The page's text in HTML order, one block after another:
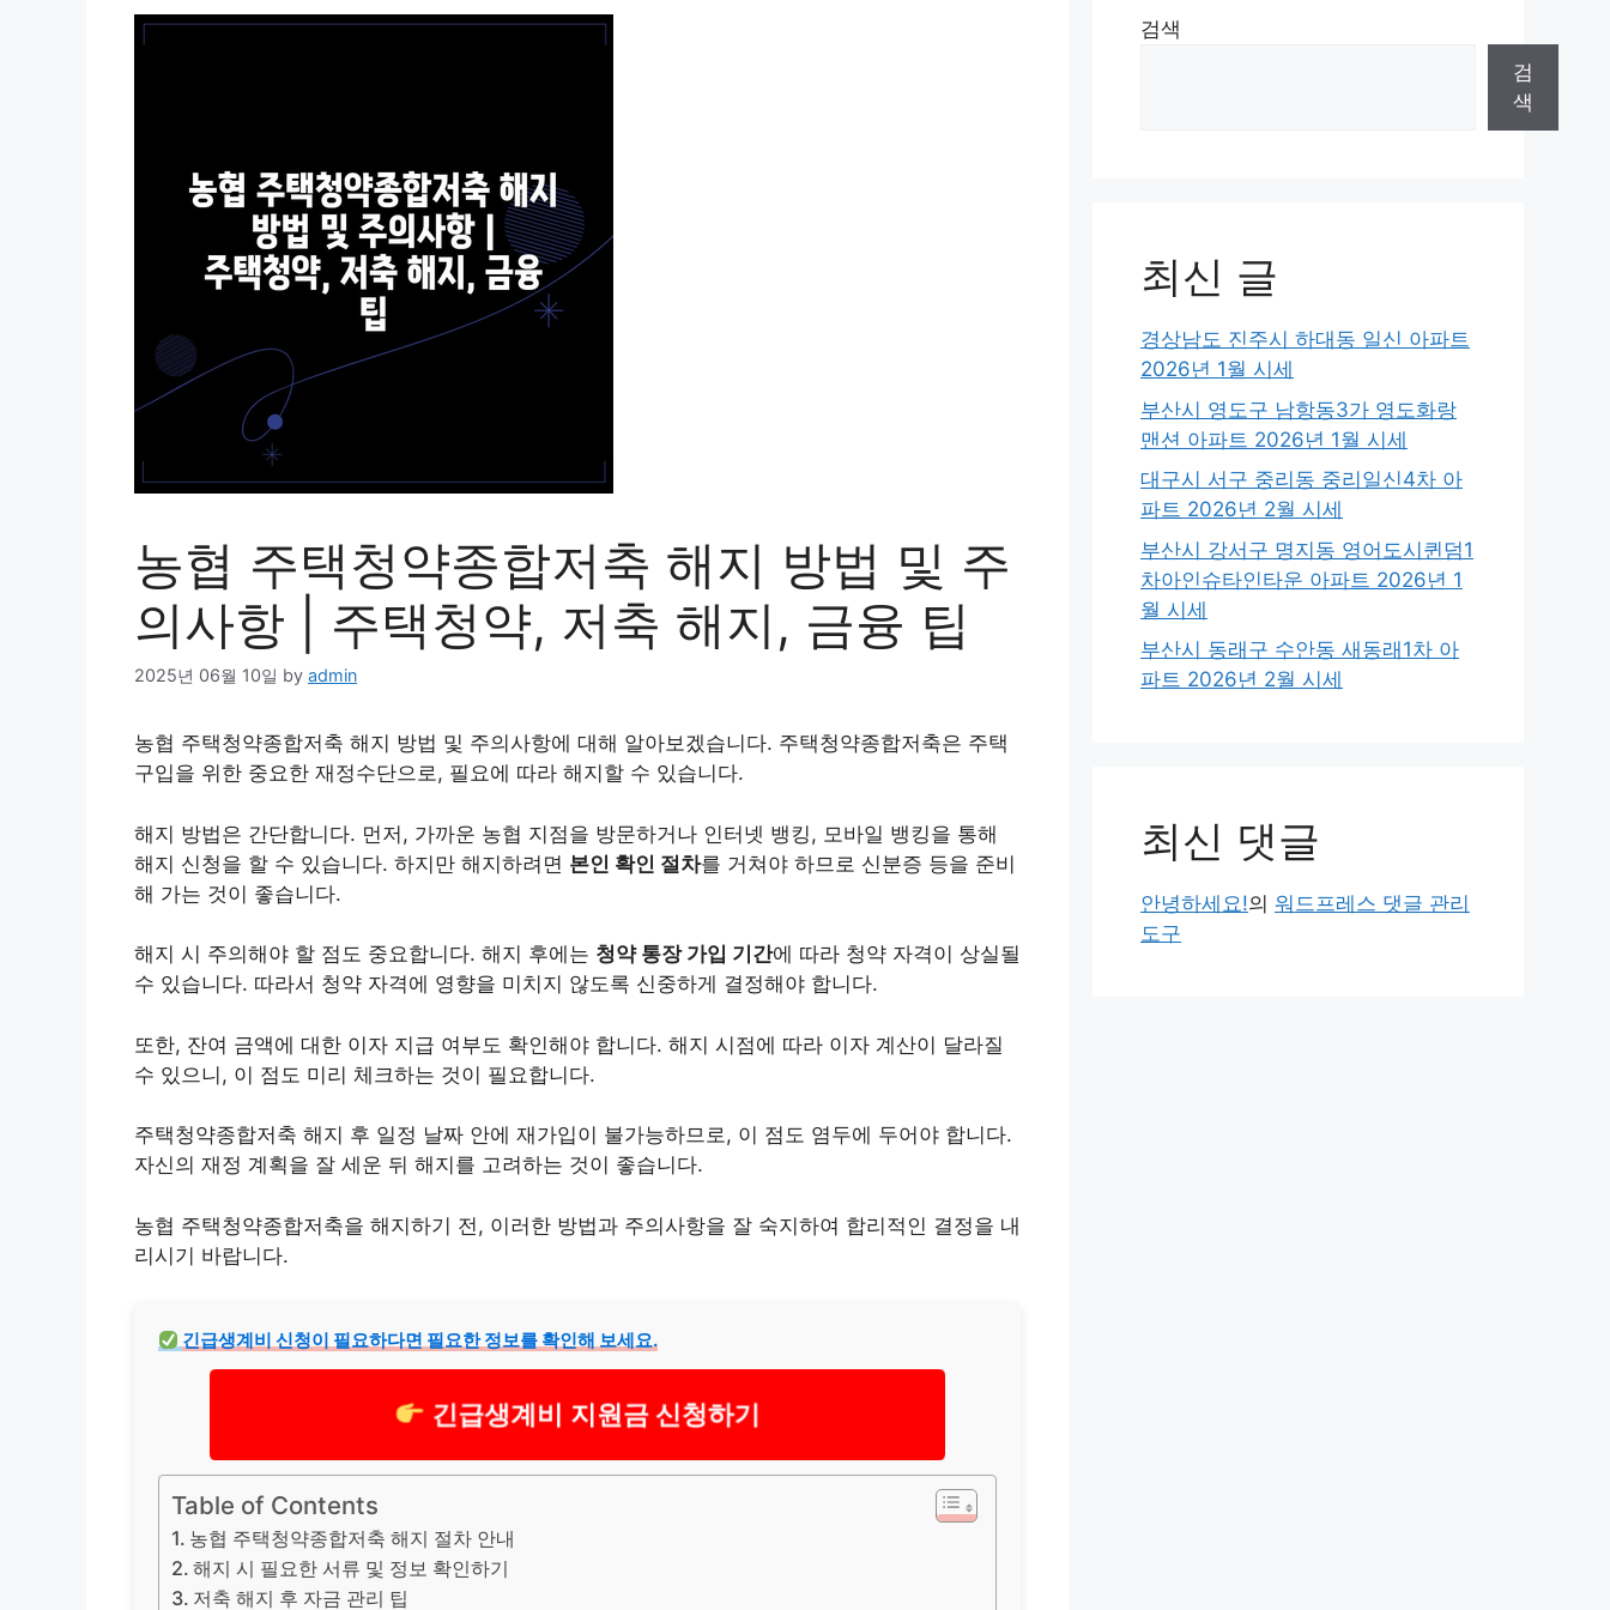
농협 주택청약종합저축 해지 방법 및 주
의사항 | 주택청약, 저축 해지, 금융 팁
2025년 06월 10일 by admin
농협 주택청약종합저축 해지 방법 및 주의사항에 대해 알아보겠습니다. 주택청약종합저축은 주택
구입을 위한 중요한 재정수단으로, 필요에 따라 해지할 수 있습니다.
해지 방법은 간단합니다. 먼저, 가까운 농협 지점을 방문하거나 인터넷 뱅킹, 모바일 뱅킹을 통해
해지 신청을 할 수 있습니다. 하지만 해지하려면 본인 확인 절차를 거쳐야 하므로 신분증 등을 준비
해 가는 것이 좋습니다.
해지 시 주의해야 할 점도 중요합니다. 해지 후에는 청약 통장 가입 기간에 따라 청약 자격이 상실될
수 있습니다. 따라서 청약 자격에 영향을 미치지 않도록 신중하게 결정해야 합니다.
또한, 잔여 금액에 대한 이자 지급 여부도 확인해야 합니다. 해지 시점에 따라 이자 계산이 달라질
수 있으니, 이 점도 미리 체크하는 것이 필요합니다.
주택청약종합저축 해지 후 일정 날짜 안에 재가입이 불가능하므로, 이 점도 염두에 두어야 합니다.
자신의 재정 계획을 잘 세운 뒤 해지를 고려하는 것이 좋습니다.
농협 주택청약종합저축을 해지하기 전, 이러한 방법과 주의사항을 잘 숙지하여 합리적인 결정을 내
리시기 바랍니다.
긴급생계비 신청이 필요하다면 필요한 정보를 확인해 보세요.
긴급생계비 지원금 신청하기
Table of Contents
농협 주택청약종합저축 해지 절차 안내
해지 시 필요한 서류 및 정보 확인하기
저축 해지 후 자금 관리 팁
검색
검
색
최신 글
경상남도 진주시 하대동 일신 아파트
2026년 1월 시세
부산시 영도구 남항동3가 영도화랑
맨션 아파트 2026년 1월 시세
대구시 서구 중리동 중리일신4차 아
파트 2026년 2월 시세
부산시 강서구 명지동 영어도시퀸덤1
차아인슈타인타운 아파트 2026년 1
월 시세
부산시 동래구 수안동 새동래1차 아
파트 2026년 2월 시세
최신 댓글
안녕하세요!의 워드프레스 댓글 관리
도구